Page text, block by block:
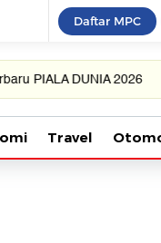
Daftar MPC
DUNIA 2026
Travel